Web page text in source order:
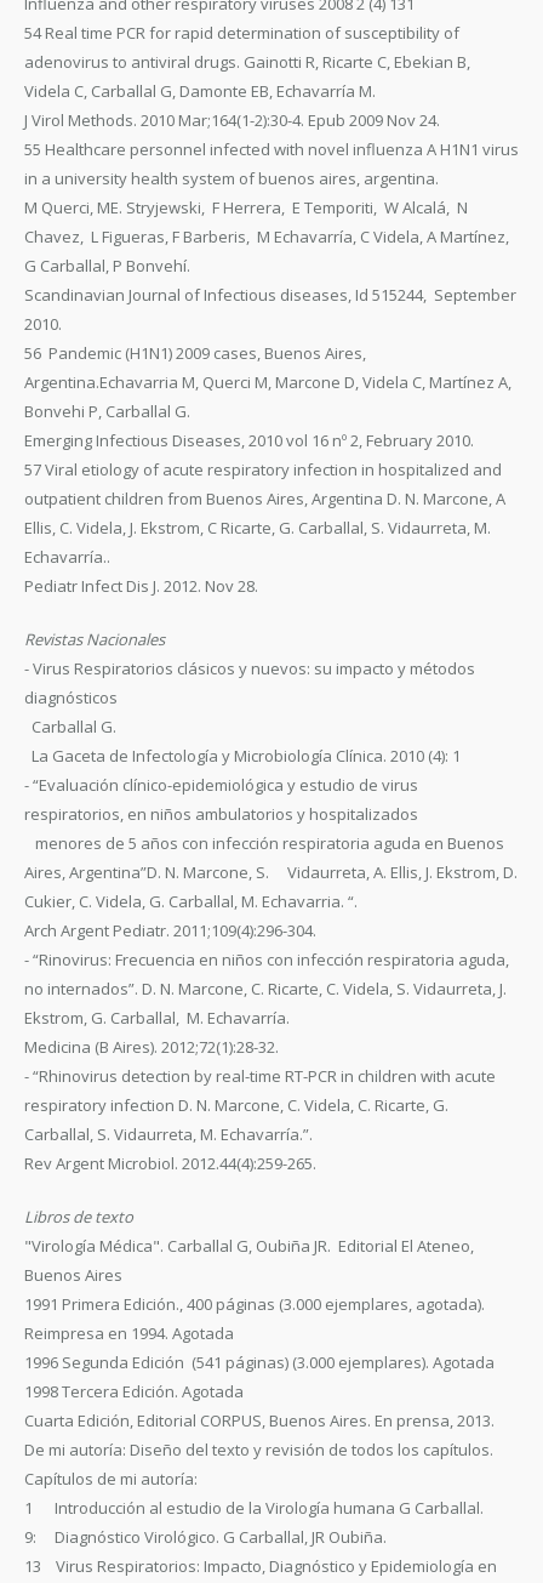
54 Real time PCR for rapid determination of susceptibility of
adenovirus to antiviral drugs. Gainotti R, Ricarte C, Ebekian B,
Videla C, Carballal G, Damonte EB, Echavarría M.
J Virol Methods. 2010 Mar;164(1-2):30-4. Epub 2009 Nov 24.
55 Healthcare personnel infected with novel influenza A H1N1 virus
in a university health system of buenos aires, argentina.
M Querci, ME. Stryjewski, F Herrera, E Temporiti, W Alcalá, N
Chavez, L Figueras, F Barberis, M Echavarría, C Videla, A Martínez,
G Carballal, P Bonvehí.
Scandinavian Journal of Infectious diseases, Id 515244, September
2010.
56 Pandemic (H1N1) 2009 cases, Buenos Aires,
Argentina.Echavarria M, Querci M, Marcone D, Videla C, Martínez A,
Bonvehi P, Carballal G.
Emerging Infectious Diseases, 2010 vol 16 nº 2, February 2010.
57 Viral etiology of acute respiratory infection in hospitalized and
outpatient children from Buenos Aires, Argentina D. N. Marcone, A
Ellis, C. Videla, J. Ekstrom, C Ricarte, G. Carballal, S. Vidaurreta, M.
Echavarría..
Pediatr Infect Dis J. 2012. Nov 28.
Revistas Nacionales
- Virus Respiratorios clásicos y nuevos: su impacto y métodos
diagnósticos
Carballal G.
La Gaceta de Infectología y Microbiología Clínica. 2010 (4): 1
- “Evaluación clínico-epidemiológica y estudio de virus
respiratorios, en niños ambulatorios y hospitalizados
menores de 5 años con infección respiratoria aguda en Buenos
Aires, Argentina”D. N. Marcone, S. Vidaurreta, A. Ellis, J. Ekstrom, D.
Cukier, C. Videla, G. Carballal, M. Echavarria. “.
Arch Argent Pediatr. 2011;109(4):296-304.
- “Rinovirus: Frecuencia en niños con infección respiratoria aguda,
no internados”. D. N. Marcone, C. Ricarte, C. Videla, S. Vidaurreta, J.
Ekstrom, G. Carballal, M. Echavarría.
Medicina (B Aires). 2012;72(1):28-32.
- “Rhinovirus detection by real-time RT-PCR in children with acute
respiratory infection D. N. Marcone, C. Videla, C. Ricarte, G.
Carballal, S. Vidaurreta, M. Echavarría.”.
Rev Argent Microbiol. 2012.44(4):259-265.
Libros de texto
"Virología Médica". Carballal G, Oubiña JR. Editorial El Ateneo,
Buenos Aires
1991 Primera Edición., 400 páginas (3.000 ejemplares, agotada).
Reimpresa en 1994. Agotada
1996 Segunda Edición (541 páginas) (3.000 ejemplares). Agotada
1998 Tercera Edición. Agotada
Cuarta Edición, Editorial CORPUS, Buenos Aires. En prensa, 2013.
De mi autoría: Diseño del texto y revisión de todos los capítulos.
Capítulos de mi autoría:
1 Introducción al estudio de la Virología humana G Carballal.
9: Diagnóstico Virológico. G Carballal, JR Oubiña.
13 Virus Respiratorios: Impacto, Diagnóstico y Epidemiología en